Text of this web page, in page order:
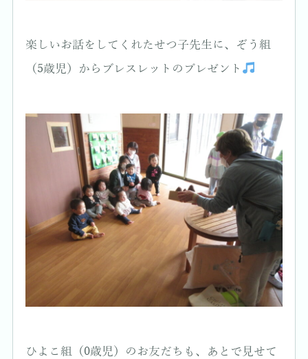
楽しいお話をしてくれたせつ子先生に、ぞう組
（5歳児）からブレスレットのプレゼント
ひよこ組（0歳児）のお友だちも、あとで見せて